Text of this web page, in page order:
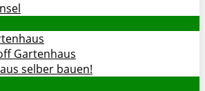
Gartenhaus
selber bauen!